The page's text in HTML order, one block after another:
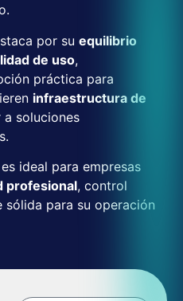
por su equilibrio
de uso,
práctica para
infraestructura de
a soluciones
ideal para empresas
profesional, control
sólida para su operación